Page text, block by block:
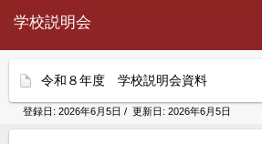
学校説明会
令和８年度 学校説明会資料
登録日: 2026年6月5日 / 更新日: 2026年6月5日